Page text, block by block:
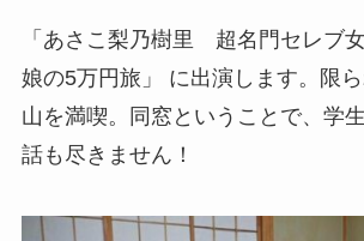
「あさこ梨乃樹里 超名門セレブ
娘の5万円旅」 に出演します。限
山を満喫。同窓ということで、学
話も尽きません！